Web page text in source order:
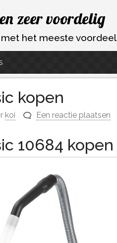
zeer voordelig
met het meeste voordeel
kopen
koi Een reactie plaatsen
10684 kopen